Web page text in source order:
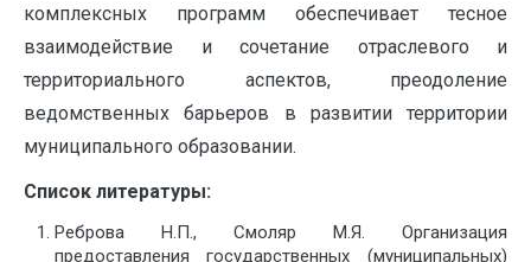
комплексных программ обеспечивает тесное
взаимодействие и сочетание отраслевого и
территориального аспектов, преодоление
ведомственных барьеров в развитии территории
муниципального образовании.
Список литературы:
Реброва Н.П., Смоляр М.Я. Организация
предоставления государственных (муниципальных)